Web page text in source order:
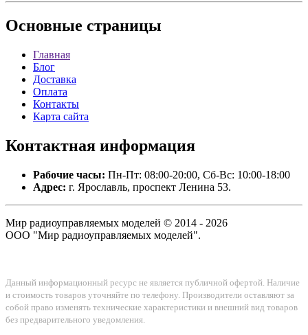
Основные страницы
Главная
Блог
Доставка
Оплата
Контакты
Карта сайта
Контактная информация
Рабочие часы: Пн-Пт: 08:00-20:00, Сб-Вс: 10:00-18:00
Адрес: г. Ярославль, проспект Ленина 53.
Мир радиоуправляемых моделей © 2014 - 2026
ООО "Мир радиоуправляемых моделей".
Данный информационный ресурс не является публичной офертой. Наличие
и стоимость товаров уточняйте по телефону. Производители оставляют за
собой право изменять технические характеристики и внешний вид товаров
без предварительного уведомления.